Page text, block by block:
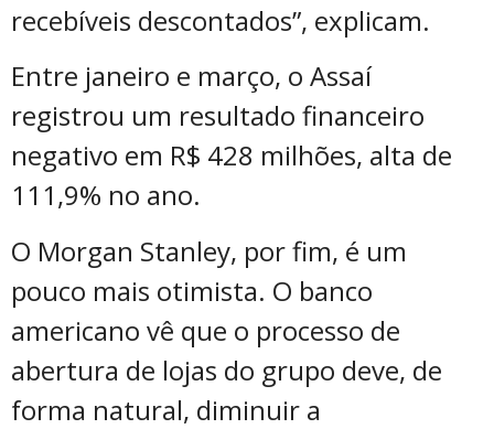
recebíveis descontados”, explicam.
Entre janeiro e março, o Assaí
registrou um resultado financeiro
negativo em R$ 428 milhões, alta de
111,9% no ano.
O Morgan Stanley, por fim, é um
pouco mais otimista. O banco
americano vê que o processo de
abertura de lojas do grupo deve, de
forma natural, diminuir a